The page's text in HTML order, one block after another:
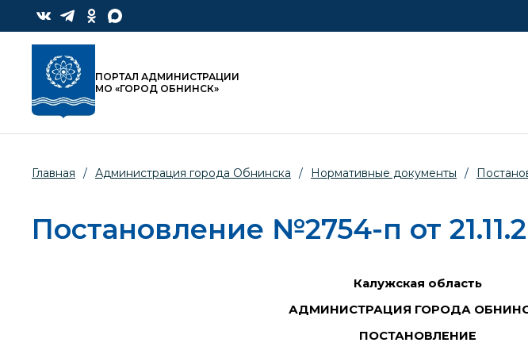
ПОРТАЛ АДМИНИСТРАЦИИ
МО «ГОРОД ОБНИНСК»
Главная / Администрация города Обнинска / Нормативные документы /
Постановление №2754-п от
Калужская область
АДМИНИСТРАЦИЯ ГОРОДА
ПОСТАНОВЛЕНИЕ